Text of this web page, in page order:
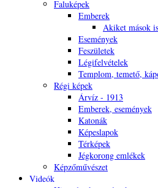
Faluképek
Emberek
Akiket mások
Események
Feszületek
Légifelvételek
Templom, temető,
Régi képek
Árvíz - 1913
Emberek, események
Katonák
Képeslapok
Térképek
Jégkorong emlékek
Képzőművészet
Videók